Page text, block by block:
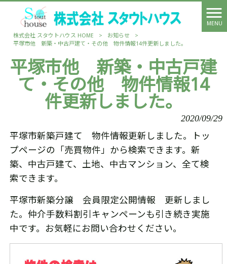
MENU
株式会社 スタウトハウス HOME
> お知らせ
>
平塚市他 新築・中古戸建て・その他 物件情報14件更新しました。
平塚市他 新築・中古戸建
て・その他 物件情報14
件更新しました。
2020/09/29
平塚市新築戸建て 物件情報更新しました。トッ
プページの「売買物件」から検索できます。新
築、中古戸建て、土地、中古マンション、全て検
索できます。
平塚市新築分譲 会員限定公開情報 更新しまし
た。仲介手数料割引キャンペーンも引き続き実施
中です。お気軽にお問い合わせください。